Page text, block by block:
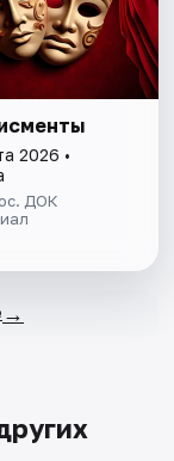
2026 •
ДОК
→